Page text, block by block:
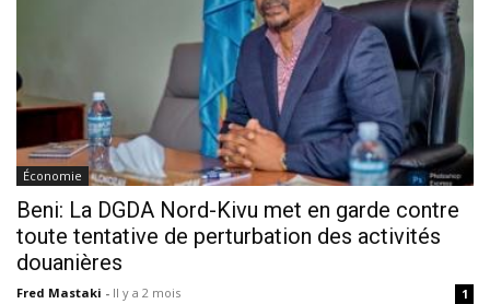
Économie
Beni: La DGDA Nord-Kivu met en garde contre
toute tentative de perturbation des activités
douanières
Fred Mastaki - Il y a 2 mois 1